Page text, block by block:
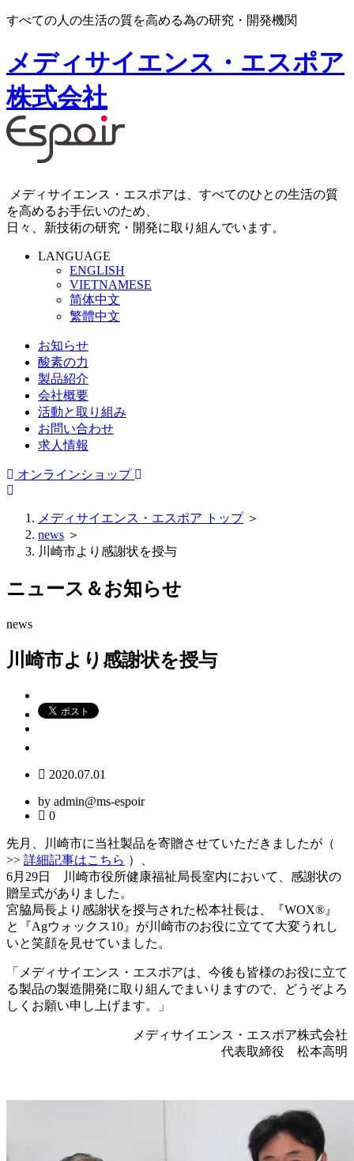
すべての人の生活の質を高める為の研究・開発機関
メディサイエンス・エスポア
株式会社
メディサイエンス・エスポアは、すべてのひとの生活の質
を高めるお手伝いのため、
日々、新技術の研究・開発に取り組んでいます。
LANGUAGE
ENGLISH
VIETNAMESE
简体中文
繁體中文
お知らせ
酸素の力
製品紹介
会社概要
活動と取り組み
お問い合わせ
求人情報
オンラインショップ
メディサイエンス・エスポア トップ＞
news ＞
川崎市より感謝状を授与
ニュース＆お知らせ
news
川崎市より感謝状を授与
2020.07.01
by admin@ms-espoir
0
先月、川崎市に当社製品を寄贈させていただきましたが（
>> 詳細記事はこちら ）、
6月29日 川崎市役所健康福祉局長室内において、感謝状の
贈呈式がありました。
宮脇局長より感謝状を授与された松本社長は、『WOX®』
と『Agウォックス10』が川崎市のお役に立てて大変うれし
いと笑顔を見せていました。
「メディサイエンス・エスポアは、今後も皆様のお役に立て
る製品の製造開発に取り組んでまいりますので、どうぞよろ
しくお願い申し上げます。」
メディサイエンス・エスポア株式会社
代表取締役 松本高明